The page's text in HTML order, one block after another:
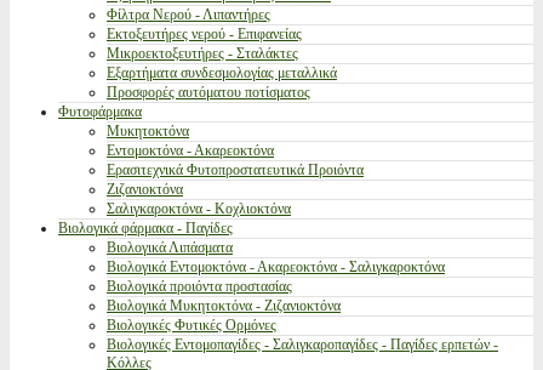
Φίλτρα Νερού - Λιπαντήρες
Εκτοξευτήρες νερού - Επιφανείας
Μικροεκτοξευτήρες - Σταλάκτες
Εξαρτήματα συνδεσμολογίας μεταλλικά
Προσφορές αυτόματου ποτίσματος
Φυτοφάρμακα
Μυκητοκτόνα
Εντομοκτόνα - Ακαρεοκτόνα
Ερασιτεχνικά Φυτοπροστατευτικά Προιόντα
Ζιζανιοκτόνα
Σαλιγκαροκτόνα - Κοχλιοκτόνα
Βιολογικά φάρμακα - Παγίδες
Βιολογικά Λιπάσματα
Βιολογικά Εντομοκτόνα - Ακαρεοκτόνα - Σαλιγκαροκτόνα
Βιολογικά προιόντα προστασίας
Βιολογικά Μυκητοκτόνα - Ζιζανιοκτόνα
Βιολογικές Φυτικές Ορμόνες
Βιολογικές Εντομοπαγίδες - Σαλιγκαροπαγίδες - Παγίδες ερπετών -
Κόλλες